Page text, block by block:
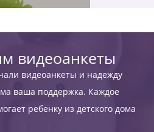
видеоанкеты
видеоанкеты и надежду
ваша поддержка. Каждое
ребенку из детского дома